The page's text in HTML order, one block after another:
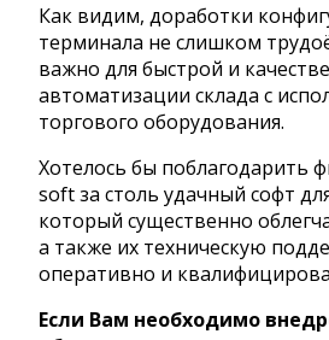
Как видим, доработки
терминала не слишком
важно для быстрой и
автоматизации склада с
торгового оборудования.
Хотелось бы поблагодарить
soft за столь удачный софт
который существенно
а также их техническую
оперативно и
Если Вам необходимо